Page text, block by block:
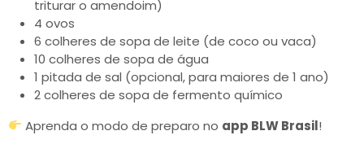
triturar o amendoim)
4 ovos
6 colheres de sopa de leite (de coco ou vaca)
10 colheres de sopa de água
1 pitada de sal (opcional, para maiores de 1 ano)
2 colheres de sopa de fermento químico
Aprenda o modo de preparo no app BLW Brasil!